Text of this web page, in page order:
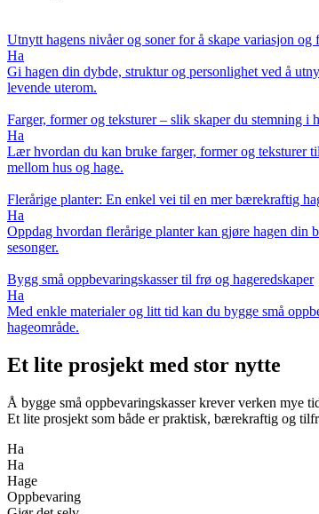
Utnytt hagens nivåer og soner for å skape variasjon og
Ha
Gi hagen din dybde, struktur og personlighet ved å
levende uterom.
Farger, former og teksturer – slik skaper du stemning i
Ha
Lær hvordan du kan bruke farger, former og teksturer
mellom hus og hage.
Flerårige planter: En enkel vei til en mer bærekraftig
Ha
Oppdag hvordan flerårige planter kan gjøre hagen din
sesonger.
Bygg små oppbevaringskasser til frø og hageredskaper
Ha
Med enkle materialer og litt tid kan du bygge små
hageområde.
Et lite prosjekt med stor nytte
Å bygge små oppbevaringskasser krever verken mye
Et lite prosjekt som både er praktisk, bærekraftig og
Ha
Ha
Hage
Oppbevaring